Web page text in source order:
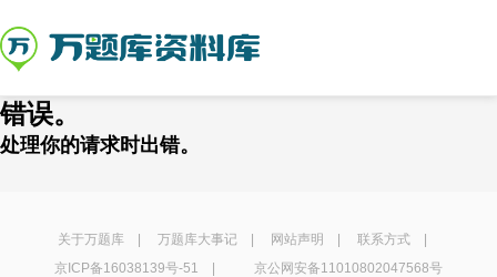
错误。
处理你的请求时出错。
关于万题库| 万题库大事记| 网站声明 联系方式|
京ICP备16038139号-51
京公网安备11010802047568号